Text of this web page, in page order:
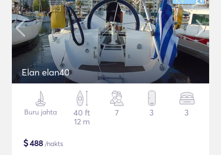
Elan elan40
Buru jahta
40 ft
12 m
7 3 3
$488 /nakts